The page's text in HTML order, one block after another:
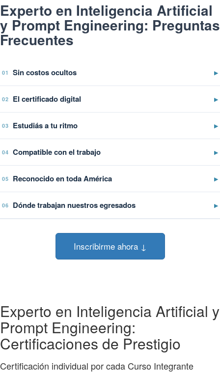
Experto en Inteligencia Artificial
y Prompt Engineering: Preguntas
Frecuentes
01 Sin costos ocultos ▶
02 El certificado digital ▶
03 Estudiás a tu ritmo ▶
04 Compatible con el trabajo ▶
05 Reconocido en toda América ▶
06 Dónde trabajan nuestros egresados ▶
Inscribirme ahora ↓
Experto en Inteligencia Artificial y
Prompt Engineering:
Certificaciones de Prestigio
Certificación individual por cada Curso Integrante